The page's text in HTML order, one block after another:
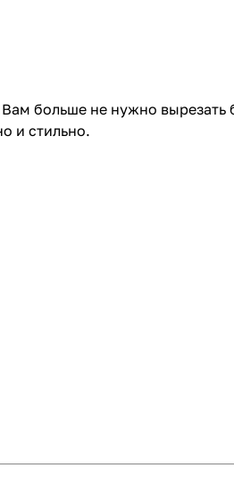
больше не нужно
и стильно.